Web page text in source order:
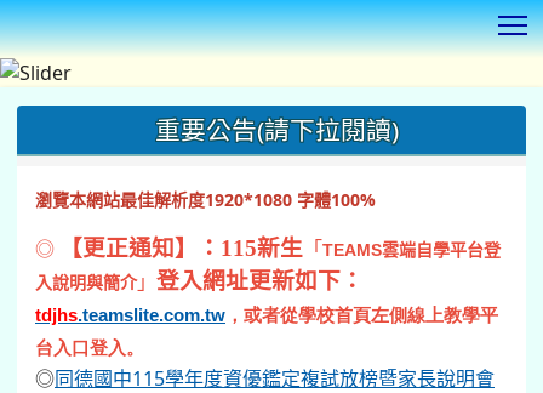
重要公告(請下拉閱讀)
瀏覽本網站最佳解析度1920*1080 字體100%
◎ 【更正通知】：115新生 「 TEAMS雲端自學平台登
入說明與簡介」 登入網址更新如下：
tdjhs.teamslite.com.tw ，或者從學校首頁左側線上教學平
台入口登入。
◎同德國中115學年度資優鑑定複試放榜暨家長說明會